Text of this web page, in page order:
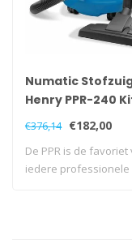
Numatic
Henry PPR-240
€376,14 €182,00
De PPR is de favoriet
iedere professionele